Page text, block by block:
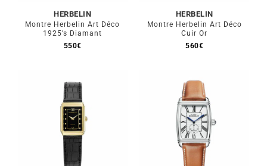
HERBELIN
Montre Herbelin Art Déco
1925’s Diamant
550€
HERBELIN
Montre Herbelin Art Déco
Cuir Or
560€